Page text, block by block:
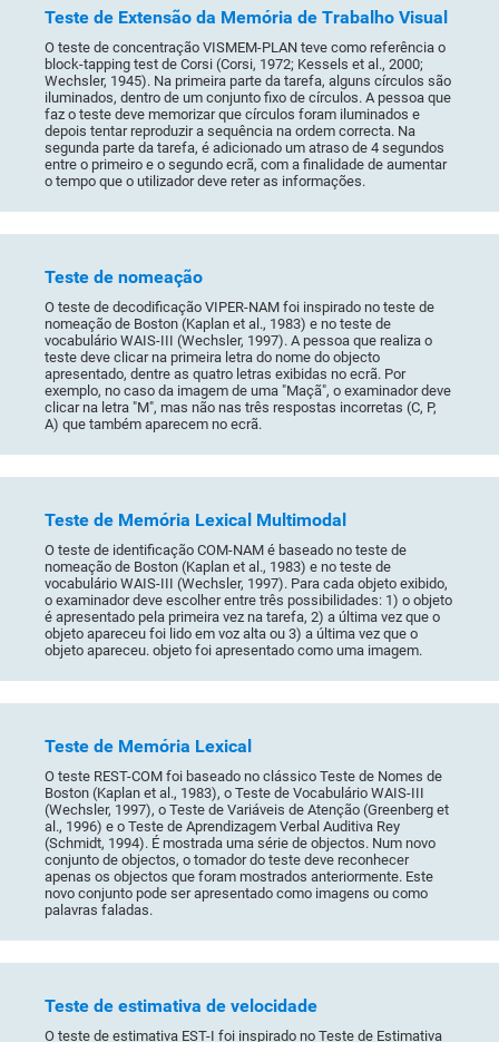
Teste de Extensão da Memória de Trabalho Visual
O teste de concentração VISMEM-PLAN teve como referência o
block-tapping test de Corsi (Corsi, 1972; Kessels et al., 2000;
Wechsler, 1945). Na primeira parte da tarefa, alguns círculos são
iluminados, dentro de um conjunto fixo de círculos. A pessoa que
faz o teste deve memorizar que círculos foram iluminados e
depois tentar reproduzir a sequência na ordem correcta. Na
segunda parte da tarefa, é adicionado um atraso de 4 segundos
entre o primeiro e o segundo ecrã, com a finalidade de aumentar
o tempo que o utilizador deve reter as informações.
Teste de nomeação
O teste de decodificação VIPER-NAM foi inspirado no teste de
nomeação de Boston (Kaplan et al., 1983) e no teste de
vocabulário WAIS-III (Wechsler, 1997). A pessoa que realiza o
teste deve clicar na primeira letra do nome do objecto
apresentado, dentre as quatro letras exibidas no ecrã. Por
exemplo, no caso da imagem de uma "Maçã", o examinador deve
clicar na letra "M", mas não nas três respostas incorretas (C, P,
A) que também aparecem no ecrã.
Teste de Memória Lexical Multimodal
O teste de identificação COM-NAM é baseado no teste de
nomeação de Boston (Kaplan et al., 1983) e no teste de
vocabulário WAIS-III (Wechsler, 1997). Para cada objeto exibido,
o examinador deve escolher entre três possibilidades: 1) o objeto
é apresentado pela primeira vez na tarefa, 2) a última vez que o
objeto apareceu foi lido em voz alta ou 3) a última vez que o
objeto apareceu. objeto foi apresentado como uma imagem.
Teste de Memória Lexical
O teste REST-COM foi baseado no clássico Teste de Nomes de
Boston (Kaplan et al., 1983), o Teste de Vocabulário WAIS-III
(Wechsler, 1997), o Teste de Variáveis de Atenção (Greenberg et
al., 1996) e o Teste de Aprendizagem Verbal Auditiva Rey
(Schmidt, 1994). É mostrada uma série de objectos. Num novo
conjunto de objectos, o tomador do teste deve reconhecer
apenas os objectos que foram mostrados anteriormente. Este
novo conjunto pode ser apresentado como imagens ou como
palavras faladas.
Teste de estimativa de velocidade
O teste de estimativa EST-I foi inspirado no Teste de Estimativa